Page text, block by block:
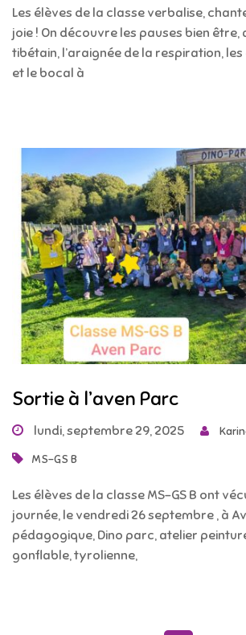
Les élèves de la classe verbalise,
joie ! On découvre les pauses bien être,
tibétain, l’araignée de la respiration,
et le bocal à
Sortie à l’aven Parc
lundi, septembre 29, 2025
MS-GS B
Les élèves de la classe MS-GS B ont
journée, le vendredi 26 septembre , à
pédagogique, Dino parc, atelier
gonflable, tyrolienne,